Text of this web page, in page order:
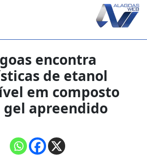
encontra
de etanol
em composto
gel apreendido